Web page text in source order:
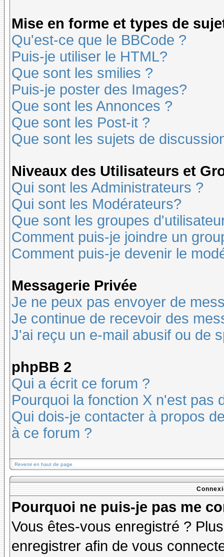
Mise en forme et types de
Qu'est-ce que le BBCode ?
Puis-je utiliser le HTML?
Que sont les smilies ?
Puis-je poster des Images?
Que sont les Annonces ?
Que sont les Post-it ?
Que sont les sujets de
Niveaux des Utilisateurs et
Qui sont les Administrateurs ?
Qui sont les Modérateurs?
Que sont les groupes
Comment puis-je joindre un
Comment puis-je devenir le
Messagerie Privée
Je ne peux pas envoyer de
Je continue de recevoir des
J'ai reçu un e-mail abusif ou de
phpBB 2
Qui a écrit ce forum ?
Pourquoi la fonction X n'est pas
Qui dois-je contacter à propos
à ce forum ?
Revenir en haut de page
Pourquoi ne puis-je pas me
Vous êtes-vous enregistré ?
enregistrer afin de vous